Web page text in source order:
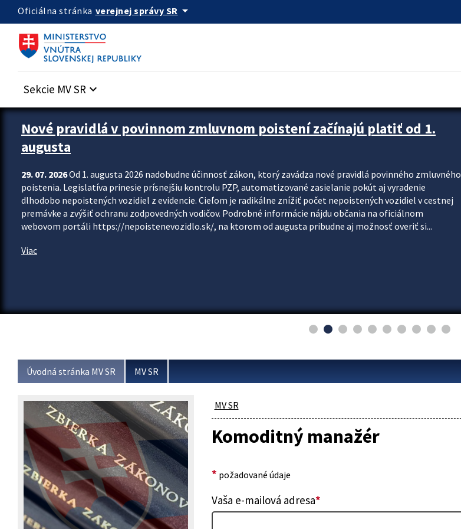
Preskocit na hlavný obsah
Oficiálna stránka verejnej správy SR arrow_drop_down
Sekcie MV SR keyboard_arrow_down
Zastavit automatický posun upútavok
Nové pravidlá v povinnom zmluvnom poistení začínajú platiť od 1.
augusta
29. 07. 2026Od 1. augusta 2026 nadobudne účinnosť zákon, ktorý zavádza nové pravidlá povinného zmluvného
poistenia. Legislatíva prinesie prísnejšiu kontrolu PZP, automatizované zasielanie pokút aj vyradenie
dlhodobo nepoistených vozidiel z evidencie. Cieľom je radikálne znížiť počet nepoistených vozidiel v cestnej
premávke a zvýšiť ochranu zodpovedných vodičov. Podrobné informácie nájdu občania na oficiálnom
webovom portáli https://nepoistenevozidlo.sk/, na ktorom od augusta pribudne aj možnosť overiť si...
Viac
Úvodná stránka MV SR MV SR
MV SR
Komoditný manažér
* požadované údaje
Vaša e-mailová adresa*